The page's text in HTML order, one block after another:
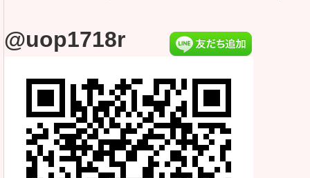
@uop1718r